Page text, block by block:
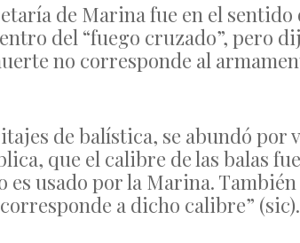
de Marina fue en el sentido
del “fuego cruzado”, pero
no corresponde al
de balística, se abundó por
que el calibre de las balas
es usado por la Marina.
a dicho calibre” (sic).